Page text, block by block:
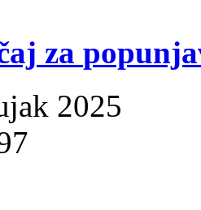
za
2025